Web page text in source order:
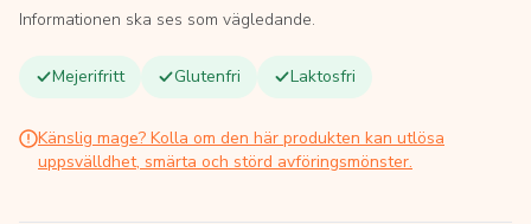
Informationen ska ses som vägledande.
Mejerifritt Glutenfri Laktosfri
Känslig mage? Kolla om den här produkten kan utlösa
uppsvälldhet, smärta och störd avföringsmönster.